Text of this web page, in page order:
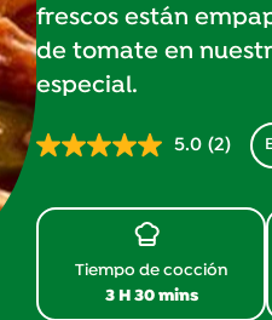
frescos están
de tomate en
especial.
5.0 Lea
Enlace
misma
(2)
3 H 30 mins
Tiempo de cocción